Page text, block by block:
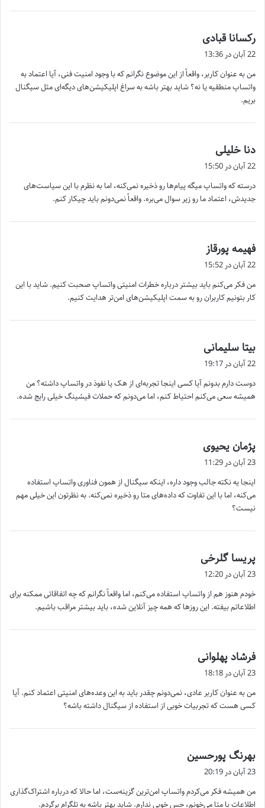
رکسانا قبادی
:
22 آبان در 13:36
من به عنوان کاربر، واقعاً از این موضوع نگرانم که با وجود امنیت فنی، آیا اعتماد به
واتساپ منطقیه یا نه؟ شاید بهتر باشه به سراغ اپلیکیشن‌های دیگه‌ای مثل سیگنال
بریم.
دنا خلیلی
:
22 آبان در 15:50
درسته که واتساپ میگه پیام‌ها رو ذخیره نمی‌کنه، اما به نظرم با این سیاست‌های
جدیدش، اعتماد ما رو زیر سوال می‌بره. واقعاً نمی‌دونم باید چیکار کنم.
فهیمه پورقاز
ف
:
22 آبان در 15:52
من فکر می‌کنم باید بیشتر درباره خطرات امنیتی واتساپ صحبت کنیم. شاید با این
کار بتونیم کاربران رو به سمت اپلیکیشن‌های امن‌تر هدایت کنیم.
بیتا سلیمانی
22 آبان در 19:17
دوست دارم بدونم آیا کسی اینجا تجربه‌ای از هک یا نفوذ در واتساپ داشته؟ من
همیشه سعی می‌کنم احتیاط کنم، اما می‌دونم که حملات فیشینگ خیلی رایج شده.
پژمان یحیوی
:
23 آبان در 11:29
اینجا یه نکته جالب وجود داره، اینکه سیگنال از همون فناوری واتساپ استفاده
می‌کنه، اما با این تفاوت که داده‌های متا رو ذخیره نمی‌کنه. به نظرتون این خیلی مهم
نیست؟
پریسا گلرخی
:
23 آبان در 12:20
خودم هنوز هم از واتساپ استفاده می‌کنم، اما واقعاً نگرانم که چه اتفاقاتی ممکنه برای
اطلاعاتم بیفته. این روزها که همه چیز آنلاین شده، باید بیشتر مراقب باشیم.
فرشاد پهلوانی
:
23 آبان در 18:18
من به عنوان کاربر عادی، نمی‌دونم چقدر باید به این وعده‌های امنیتی اعتماد کنم. آیا
کسی هست که تجربیات خوبی از استفاده از سیگنال داشته باشه؟
بهرنگ پورحسین
:
23 آبان در 20:19
من همیشه فکر می‌کردم واتساپ امن‌ترین گزینه‌ست، اما حالا که درباره اشتراک‌گذاری
اطلاعات با متا می‌خونم، حس خوبی ندارم. شاید بهتر باشه به تلگرام برگردم.